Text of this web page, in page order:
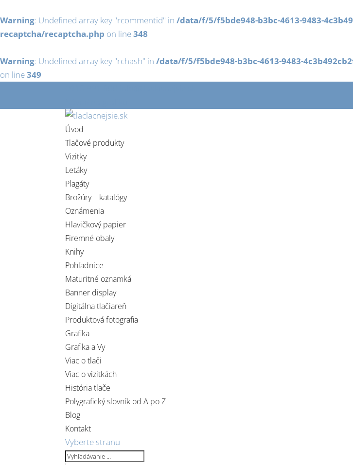
Warning: Undefined array key "rcommentid" in /data/f/5/f5bde948-b3bc-4613-9483-
recaptcha/recaptcha.php on line348
Warning: Undefined array key "rchash" in /data/f/5/f5bde948-b3bc-4613-9483-
on line349
Úvod
Tlačové produkty
Vizitky
Letáky
Plagáty
Brožúry – katalógy
Oznámenia
Hlavičkový papier
Firemné obaly
Knihy
Pohľadnice
Maturitné oznamká
Banner display
Digitálna tlačiareň
Produktová fotografia
Grafika
Grafika a Vy
Viac o tlači
Viac o vizitkách
História tlače
Polygrafický slovník od A po Z
Blog
Kontakt
Vyberte stranu